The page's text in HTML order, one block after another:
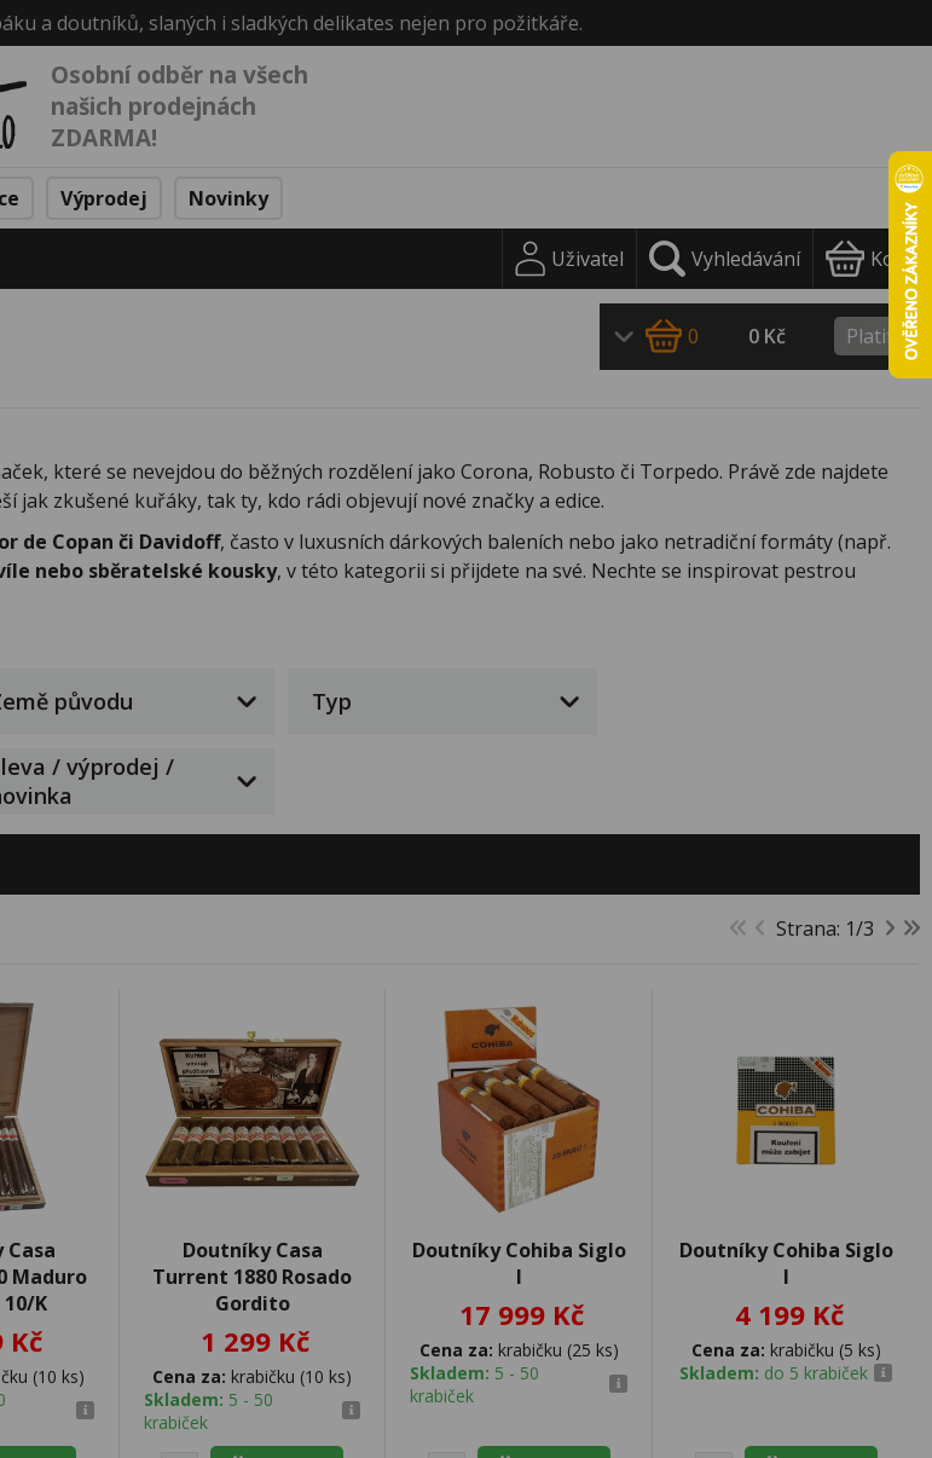
a doutníků, slaných i sladkých delikates nejen pro požitkáře.
Osobní odběr na všech
našich prodejnách
ZDARMA!
Výprodej Novinky
Uživatel Vyhledávání Košík
které se nevejdou do běžných rozdělení jako Corona, Robusto či Torpedo. Právě zde najdete
jak zkušené kuřáky, tak ty, kdo rádi objevují nové značky a edice.
de Copan či Davidoff, často v luxusních dárkových baleních nebo jako netradiční formáty (např.
nebo sběratelské kousky, v této kategorii si přijdete na své. Nechte se inspirovat pestrou
původu Typ
/ výprodej /
Strana: 1/3
Maduro
K
Kč
(10 ks)
Doutníky Casa
Turrent 1880 Rosado
Gordito
1 299 Kč
Cena za: krabičku (10 ks)
Skladem: 5 - 50
krabiček
Doutníky Cohiba Siglo
I
17 999 Kč
Cena za: krabičku (25 ks)
Skladem: 5 - 50
krabiček
Doutníky Cohiba Siglo
I
4 199 Kč
Cena za: krabičku (5 ks)
Skladem: do 5 krabiček
0 0 Kč Platit